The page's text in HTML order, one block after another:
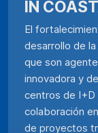
IN
El
desarrollo de
que son
innovadora y
centros de
colaboración
de proyectos